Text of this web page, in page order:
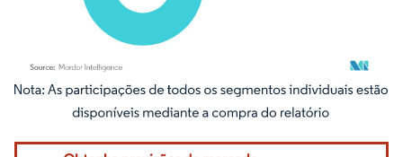
Imagem © Mordor Intelligence. O reuso requer atribuição conforme CC BY 4.0.